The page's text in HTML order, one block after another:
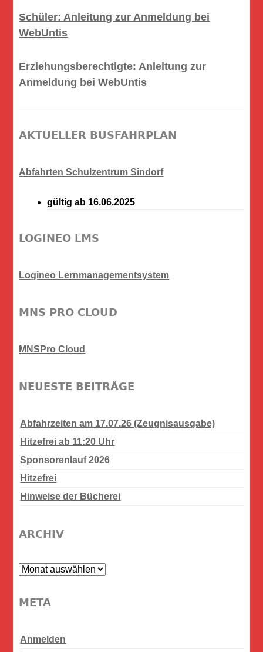
Schüler: Anleitung zur Anmeldung bei
WebUntis
Erziehungsberechtigte: Anleitung zur
Anmeldung bei WebUntis
AKTUELLER BUSFAHRPLAN
Abfahrten Schulzentrum Sindorf
gültig ab 16.06.2025
LOGINEO LMS
Logineo Lernmanagementsystem
MNS PRO CLOUD
MNSPro Cloud
NEUESTE BEITRÄGE
Abfahrzeiten am 17.07.26 (Zeugnisausgabe)
Hitzefrei ab 11:20 Uhr
Sponsorenlauf 2026
Hitzefrei
Hinweise der Bücherei
ARCHIV
Archiv
META
Anmelden